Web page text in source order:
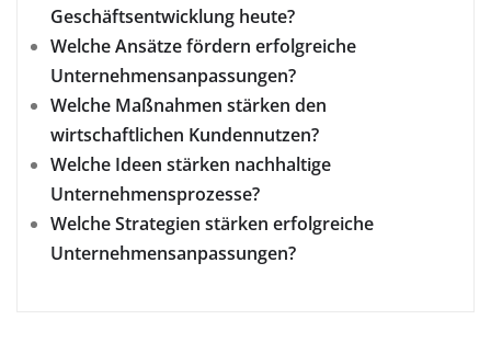
Geschäftsentwicklung heute?
Welche Ansätze fördern erfolgreiche
Unternehmensanpassungen?
Welche Maßnahmen stärken den
wirtschaftlichen Kundennutzen?
Welche Ideen stärken nachhaltige
Unternehmensprozesse?
Welche Strategien stärken erfolgreiche
Unternehmensanpassungen?